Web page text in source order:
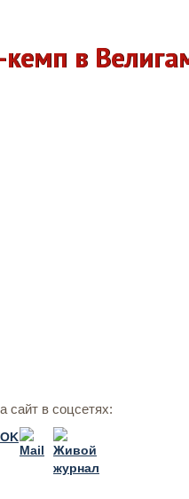
в
сайт в соцсетях: